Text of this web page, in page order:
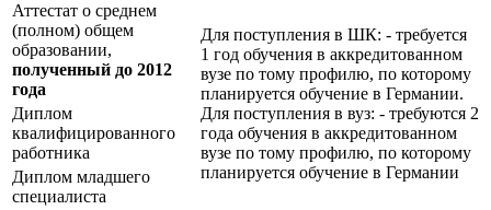
Аттестат о среднем
(полном) общем
образовании,
полученный до 2012
года
Для поступления в ШК: - требуется
1 год обучения в аккредитованном
вузе по тому профилю, по которому
планируется обучение в Германии.
Для поступления в вуз: - требуются 2
года обучения в аккредитованном
вузе по тому профилю, по которому
планируется обучение в Германии
Диплом
квалифицированного
работника
Диплом младшего
специалиста